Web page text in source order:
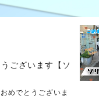
ございます【ソ
めでとうございま